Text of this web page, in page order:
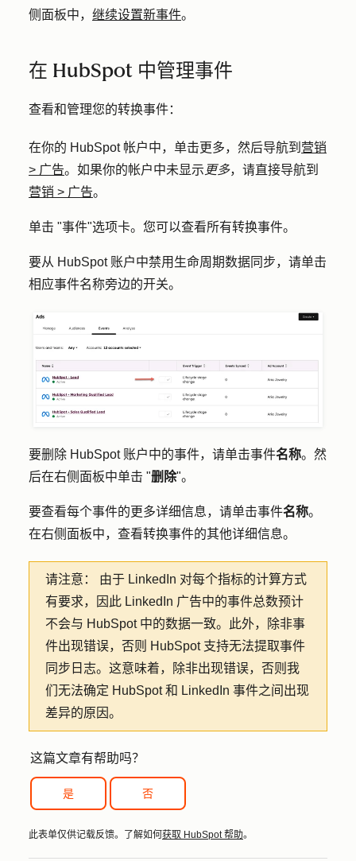
侧面板中， 继续设置新事件。
在 HubSpot 中管理事件
查看和管理您的转换事件：
在你的 HubSpot 帐户中，单击更多，然后导航到 营销
> 广告。如果你的帐户中未显示 更多，请直接导航到
营销 > 广告。
单击 "事件"选项卡。您可以查看所有转换事件。
要从 HubSpot 账户中禁用生命周期数据同步，请单击
相应事件名称旁边的开关。
要删除 HubSpot 账户中的事件，请单击事件名称。然
后在右侧面板中单击 "删除"。
要查看每个事件的更多详细信息，请单击事件名称。
在右侧面板中，查看转换事件的其他详细信息。
请注意： 由于 LinkedIn 对每个指标的计算方式
有要求，因此 LinkedIn 广告中的事件总数预计
不会与 HubSpot 中的数据一致。此外，除非事
件出现错误，否则 HubSpot 支持无法提取事件
同步日志。这意味着，除非出现错误，否则我
们无法确定 HubSpot 和 LinkedIn 事件之间出现
差异的原因。
这篇文章有帮助吗？
是 否
此表单仅供记载反馈。了解如何获取 HubSpot 帮助。